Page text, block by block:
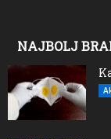
NAJBOLJ